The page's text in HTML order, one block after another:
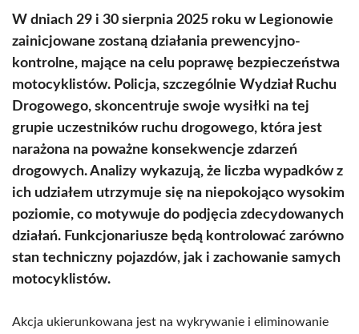
W dniach 29 i 30 sierpnia 2025 roku w Legionowie
zainicjowane zostaną działania prewencyjno-
kontrolne, mające na celu poprawę bezpieczeństwa
motocyklistów. Policja, szczególnie Wydział Ruchu
Drogowego, skoncentruje swoje wysiłki na tej
grupie uczestników ruchu drogowego, która jest
narażona na poważne konsekwencje zdarzeń
drogowych. Analizy wykazują, że liczba wypadków z
ich udziałem utrzymuje się na niepokojąco wysokim
poziomie, co motywuje do podjęcia zdecydowanych
działań. Funkcjonariusze będą kontrolować zarówno
stan techniczny pojazdów, jak i zachowanie samych
motocyklistów.
Akcja ukierunkowana jest na wykrywanie i eliminowanie